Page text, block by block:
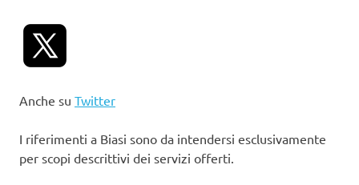
Anche su Twitter
I riferimenti a Biasi sono da intendersi esclusivamente
per scopi descrittivi dei servizi offerti.